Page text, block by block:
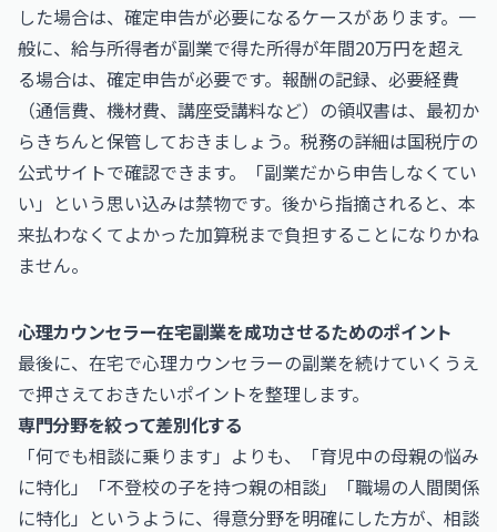
した場合は、確定申告が必要になるケースがあります。一
般に、給与所得者が副業で得た所得が年間20万円を超え
る場合は、確定申告が必要です。報酬の記録、必要経費
（通信費、機材費、講座受講料など）の領収書は、最初か
らきちんと保管しておきましょう。税務の詳細は国税庁の
公式サイトで確認できます。「副業だから申告しなくてい
い」という思い込みは禁物です。後から指摘されると、本
来払わなくてよかった加算税まで負担することになりかね
ません。
心理カウンセラー在宅副業を成功させるためのポイント
最後に、在宅で心理カウンセラーの副業を続けていくうえ
で押さえておきたいポイントを整理します。
専門分野を絞って差別化する
「何でも相談に乗ります」よりも、「育児中の母親の悩み
に特化」「不登校の子を持つ親の相談」「職場の人間関係
に特化」というように、得意分野を明確にした方が、相談